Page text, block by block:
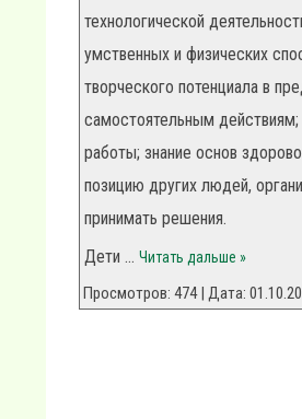
технологической
умственных и физических
творческого потенциала в
самостоятельным действиям;
работы; знание основ
позицию других людей,
принимать решения.
Дети ... Читать дальше »
Просмотров: 474 | Дата: